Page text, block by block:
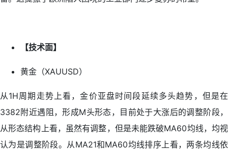
【技术面】
黄金（XAUUSD）
从1H周期走势上看，金价亚盘时间段延续多头趋势，但是在
3382附近遇阻，形成M头形态，目前处于大涨后的调整阶段，
从形态结构上看，虽然有调整，但是未能跌破MA60均线，均视
认为是调整阶段。从MA21和MA60均线排序上看，两条均线依